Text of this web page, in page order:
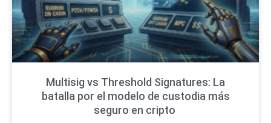
Multisig vs Threshold Signatures: La
batalla por el modelo de custodia más
seguro en cripto